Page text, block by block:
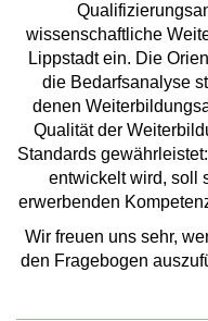
wissenschaftliche
Lippstadt ein. Die
die Bedarfsanalyse
denen
Qualität der
Standards
entwickelt wird, soll
erwerbenden
Wir freuen uns sehr,
den Fragebogen